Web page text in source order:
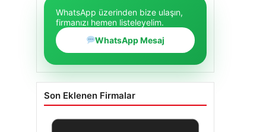
WhatsApp üzerinden bize ulaşın,
firmanızı hemen listeleyelim.
WhatsApp Mesaj
Son Eklenen Firmalar